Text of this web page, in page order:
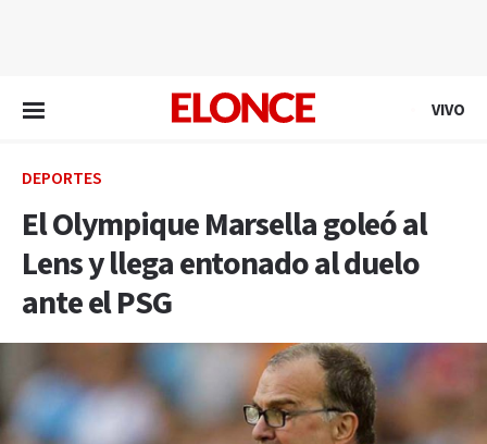
VIVO
DEPORTES
El Olympique Marsella goleó al
Lens y llega entonado al duelo
ante el PSG